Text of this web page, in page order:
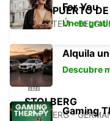
AEROPUERTO
ZAVENTEM -
STOLBERG
STOLBERG -
For You
Únete
Alquila
Descubre
Gaming